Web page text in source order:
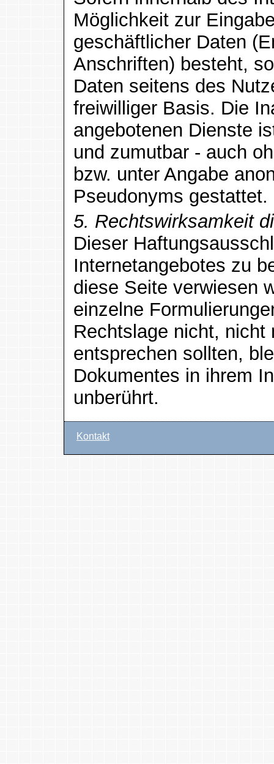
Möglichkeit zur
geschäftlicher Daten
Anschriften) besteht,
Daten seitens des
freiwilliger Basis. Die
angebotenen Dienste
und zumutbar - auch
bzw. unter Angabe
Pseudonyms gestattet.
5. Rechtswirksamkeit
Dieser
Internetangebotes zu
diese Seite verwiesen
einzelne
Rechtslage nicht,
entsprechen sollten,
Dokumentes in ihrem
unberührt.
Kontakt